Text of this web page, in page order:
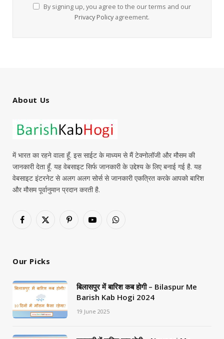
By signing up, you agree to the our terms and our
Privacy Policy agreement.
About Us
में भारत का रहने वाला हूँ. इस साईट के माध्यम से मैं टेक्नोलॉजी और मौसम की
जानकारी देता हूँ. यह वेबसाइट सिर्फ जानकारी के उद्देश्य के लिए बनाई गई है. यह
वेबसाइट इंटरनेट से अलग अलग सोर्स से जानकारी एकत्रित करके आपको बारिश
और मौसम पूर्वानुमान प्रदान करती है.
Facebook
X
PinterestYouTubeWhatsApp
Our Picks
बिलासपुर में बारिश कब होगी – Bilaspur Me
Barish Kab Hogi 2024
19 June 2025